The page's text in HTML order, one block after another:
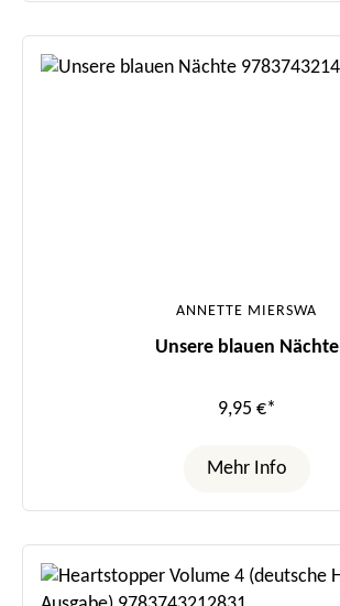
ANNETTE MIERSWA
Unsere blauen Nächte
9,95 €*
Mehr Info